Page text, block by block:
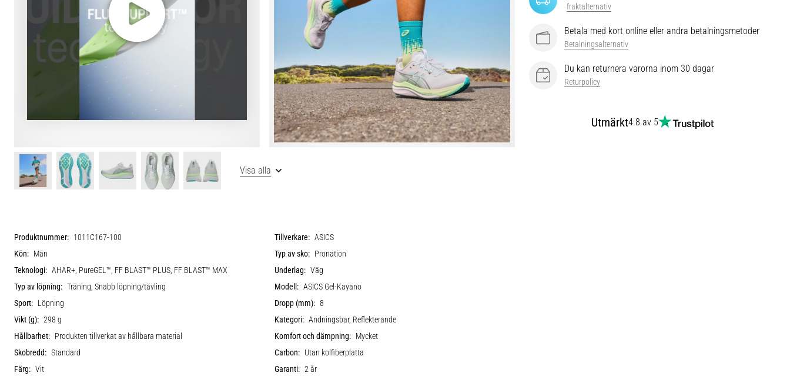
fraktalternativ
Betala med kort online eller andra betalningsmetoder
Betalningsalternativ
Du kan returnera varorna inom 30 dagar
Returpolicy
Utmärkt4.8 av 5
Visa alla
Produktnummer: 1011C167-100 Tillverkare: ASICS
Kön: Män Typ av sko: Pronation
Teknologi: AHAR+, PureGEL™, FF BLAST™ PLUS, FF BLAST™ MAX Underlag: Väg
Typ av löpning: Träning, Snabb löpning/tävling Modell: ASICS Gel-Kayano
Sport: Löpning Dropp (mm): 8
Vikt (g): 298 g Kategori: Andningsbar, Reflekterande
Hållbarhet: Produkten tillverkat av hållbara material Komfort och dämpning: Mycket
Skobredd: Standard Carbon: Utan kolfiberplatta
Färg: Vit Garanti: 2 år